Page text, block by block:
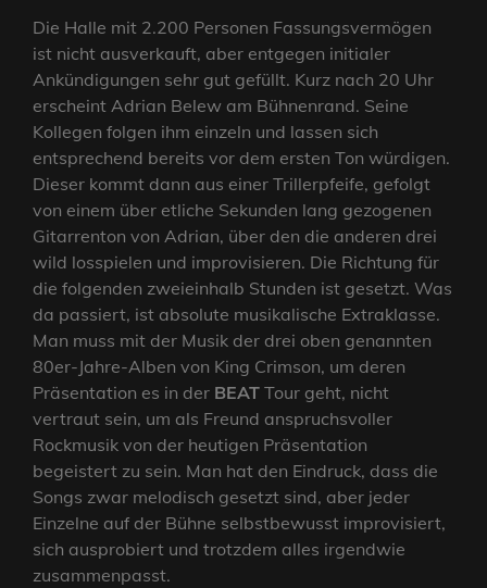
Die Halle mit 2.200 Personen Fassungsvermögen
ist nicht ausverkauft, aber entgegen initialer
Ankündigungen sehr gut gefüllt. Kurz nach 20 Uhr
erscheint Adrian Belew am Bühnenrand. Seine
Kollegen folgen ihm einzeln und lassen sich
entsprechend bereits vor dem ersten Ton würdigen.
Dieser kommt dann aus einer Trillerpfeife, gefolgt
von einem über etliche Sekunden lang gezogenen
Gitarrenton von Adrian, über den die anderen drei
wild losspielen und improvisieren. Die Richtung für
die folgenden zweieinhalb Stunden ist gesetzt. Was
da passiert, ist absolute musikalische Extraklasse.
Man muss mit der Musik der drei oben genannten
80er-Jahre-Alben von King Crimson, um deren
Präsentation es in der BEAT Tour geht, nicht
vertraut sein, um als Freund anspruchsvoller
Rockmusik von der heutigen Präsentation
begeistert zu sein. Man hat den Eindruck, dass die
Songs zwar melodisch gesetzt sind, aber jeder
Einzelne auf der Bühne selbstbewusst improvisiert,
sich ausprobiert und trotzdem alles irgendwie
zusammenpasst.